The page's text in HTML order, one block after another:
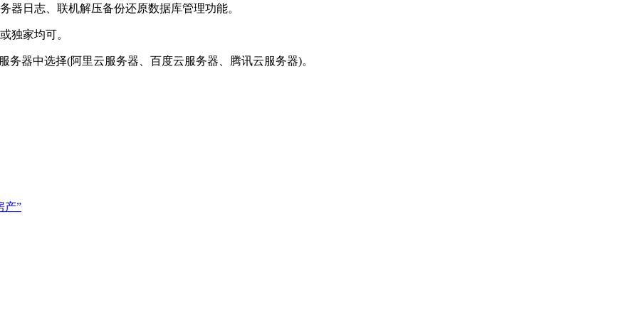
器日志、联机解压备份还原数据库管理功能。
独家均可。
器中选择(阿里云服务器、百度云服务器、腾讯云服务器)。
产”